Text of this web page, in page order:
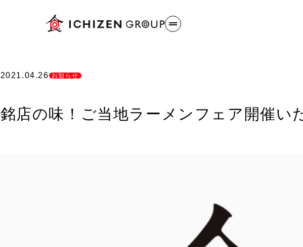
お問い合わせ 社員食堂事業 無人型
安全な食への環境づくり
企業情報
トップメッセージ
2021.04.26 お知らせ
銘店の味！ご当地ラーメンフェア開催い